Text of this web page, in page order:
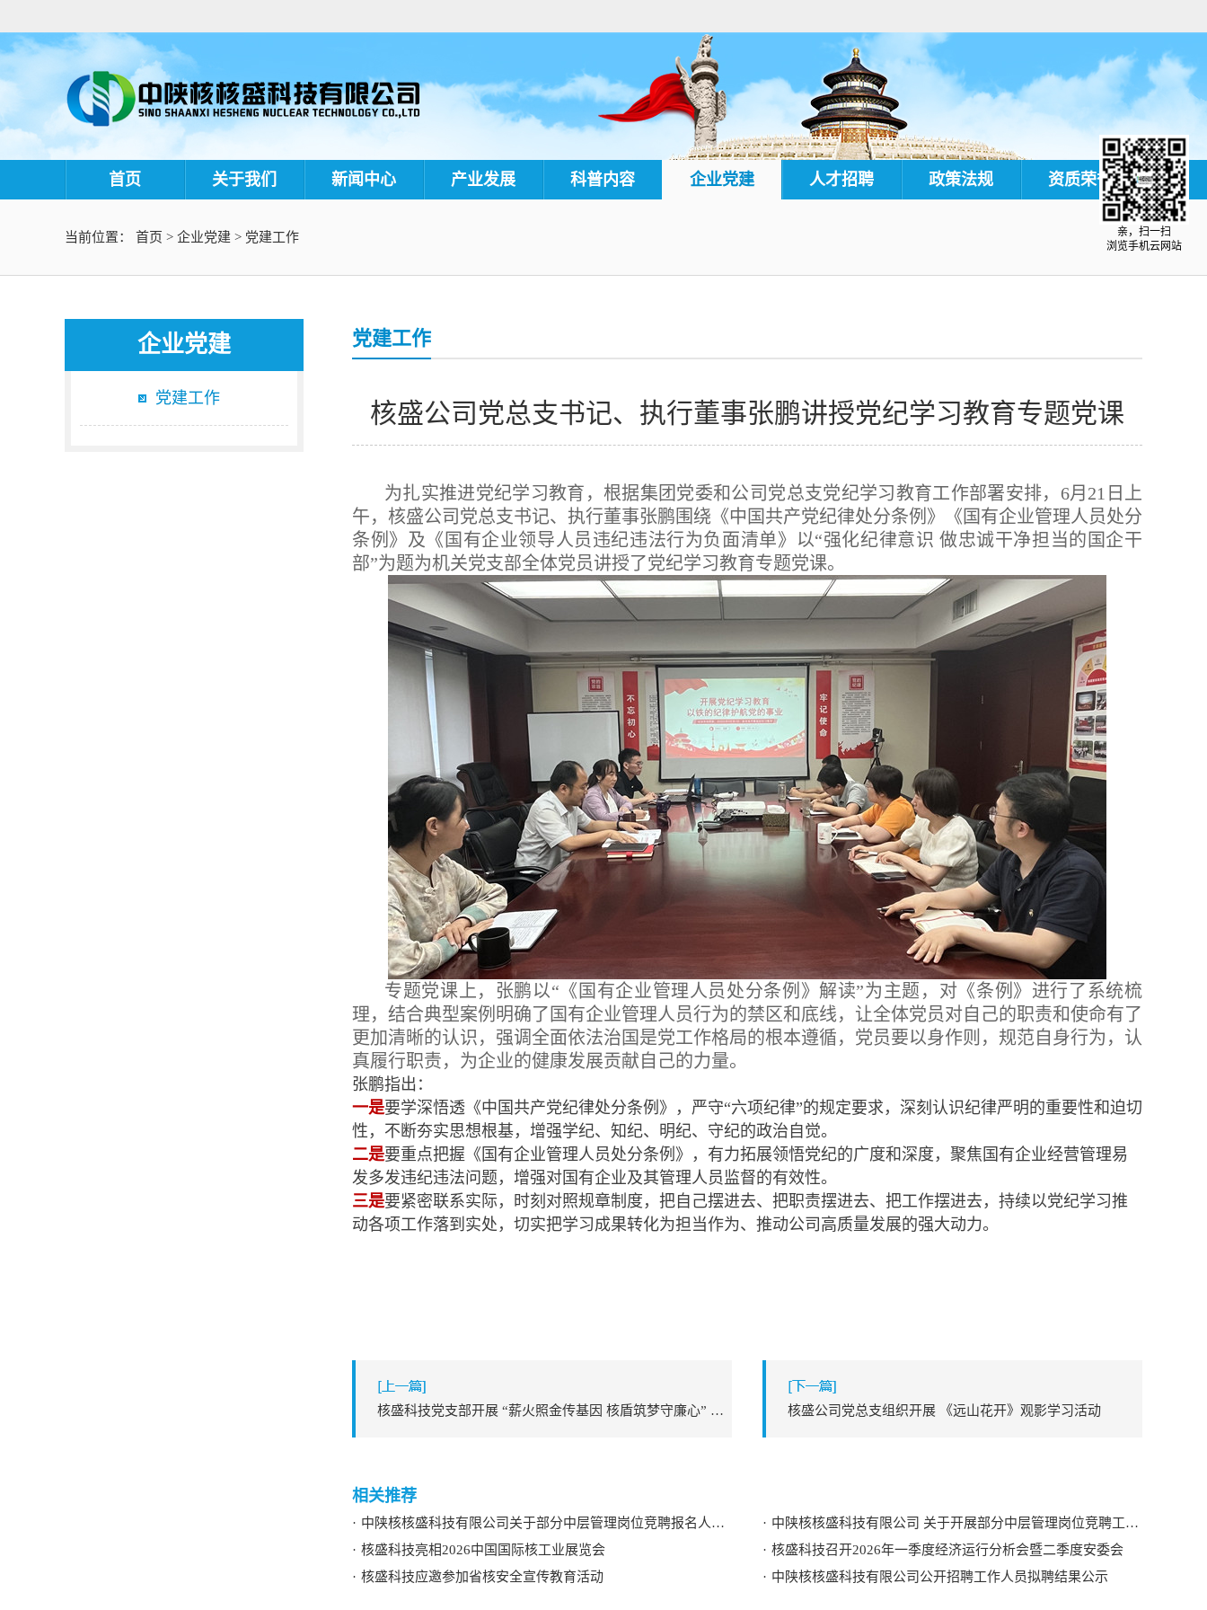
首页 关于我们 新闻中心 产业发展 科普内容 企业党建 人才招聘 政策法规 资质荣誉
当前位置： 首页 > 企业党建 > 党建工作
企业党建
党建工作
党建工作
核盛公司党总支书记、执行董事张鹏讲授党纪学习教育专题党课
为扎实推进党纪学习教育，根据集团党委和公司党总支党纪学习教育工作部署安排，6月21日上
午，核盛公司党总支书记、执行董事张鹏围绕《中国共产党纪律处分条例》《国有企业管理人员处分
条例》及《国有企业领导人员违纪违法行为负面清单》以“强化纪律意识 做忠诚干净担当的国企干
部”为题为机关党支部全体党员讲授了党纪学习教育专题党课。
专题党课上，张鹏以“《国有企业管理人员处分条例》解读”为主题，对《条例》进行了系统梳
理，结合典型案例明确了国有企业管理人员行为的禁区和底线，让全体党员对自己的职责和使命有了
更加清晰的认识，强调全面依法治国是党工作格局的根本遵循，党员要以身作则，规范自身行为，认
真履行职责，为企业的健康发展贡献自己的力量。
张鹏指出：
一是要学深悟透《中国共产党纪律处分条例》，严守“六项纪律”的规定要求，深刻认识纪律严明的重要性和迫切
性，不断夯实思想根基，增强学纪、知纪、明纪、守纪的政治自觉。
二是要重点把握《国有企业管理人员处分条例》，有力拓展领悟党纪的广度和深度，聚焦国有企业经营管理易
发多发违纪违法问题，增强对国有企业及其管理人员监督的有效性。
三是要紧密联系实际，时刻对照规章制度，把自己摆进去、把职责摆进去、把工作摆进去，持续以党纪学习推
动各项工作落到实处，切实把学习成果转化为担当作为、推动公司高质量发展的强大动力。
核盛科技党支部开展 “薪火照金传基因 核盾筑梦守廉心” 主题党日活动 核盛公司党总支组织开展 《远山花开》观影学习活动
中陕核核盛科技有限公司关于部分中层管理岗位竞聘报名人员资格审查结果的公示
中陕核核盛科技有限公司 关于开展部分中层管理岗位竞聘工作的 公告
核盛科技亮相2026中国国际核工业展览会
核盛科技召开2026年一季度经济运行分析会暨二季度安委会
核盛科技应邀参加省核安全宣传教育活动
中陕核核盛科技有限公司公开招聘工作人员拟聘结果公示
亲，扫一扫
浏览手机云网站